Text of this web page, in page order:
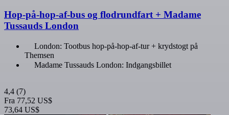
Hop-på-hop-af-bus og flodrundfart + Madame
Tussauds London
London: Tootbus hop-på-hop-af-tur + krydstogt på
Themsen
Madame Tussauds London: Indgangsbillet
4,4 (7)
Fra 77,52 US$
73,64 US$